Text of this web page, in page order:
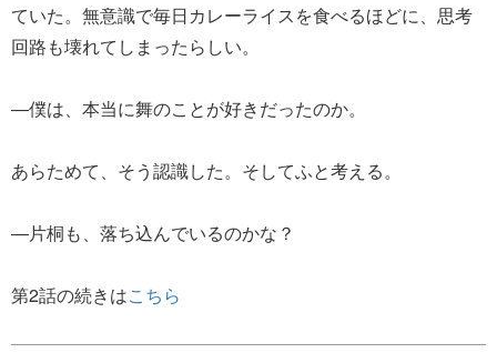
ていた。無意識で毎日カレーライスを食べるほどに、思考
回路も壊れてしまったらしい。
―僕は、本当に舞のことが好きだったのか。
あらためて、そう認識した。そしてふと考える。
―片桐も、落ち込んでいるのかな？
第2話の続きはこちら